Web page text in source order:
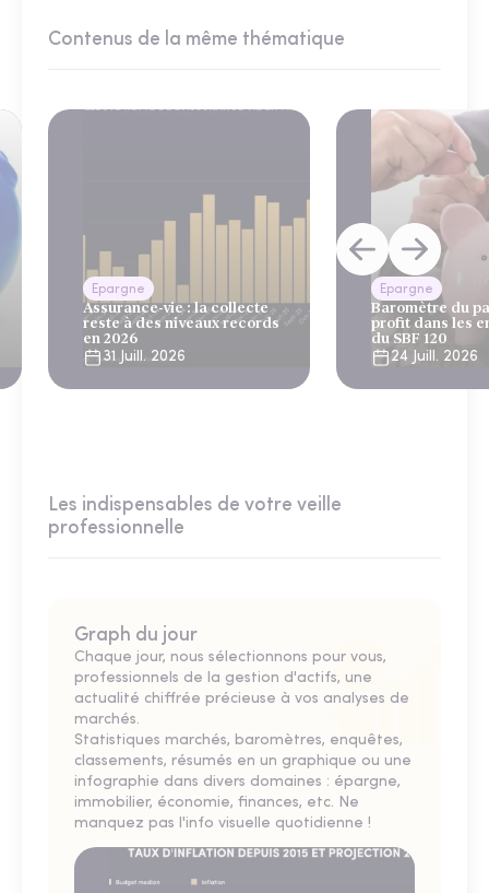
Contenus de la même thématique
Epargne
Assurance-vie : la collecte
reste à des niveaux records
en 2026
31 Juill. 2026
Epargne
Baromètre du
profit dans les
du SBF 120
24 Juill. 2026
Les indispensables de votre veille
professionnelle
Graph du jour
Chaque jour, nous sélectionnons pour vous,
professionnels de la gestion d'actifs, une
actualité chiffrée précieuse à vos analyses de
marchés.
Statistiques marchés, baromètres, enquêtes,
classements, résumés en un graphique ou une
infographie dans divers domaines : épargne,
immobilier, économie, finances, etc. Ne
manquez pas l'info visuelle quotidienne !